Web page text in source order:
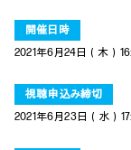
開催日時
2021年6月24日（木）
視聴申込み締切
2021年6月23日（水）